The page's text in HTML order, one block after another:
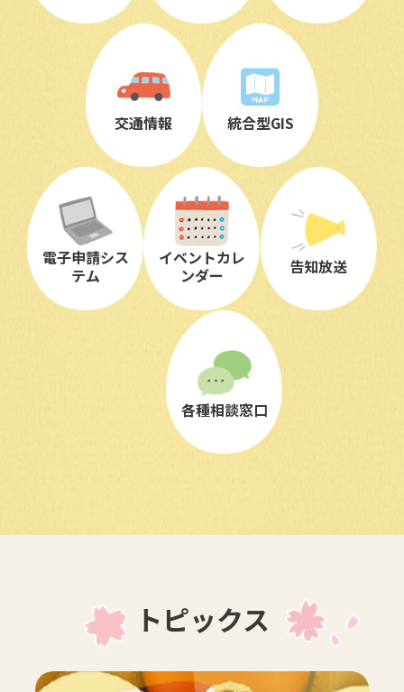
交通情報 統合型GIS
電子申請シス
テム
イベントカレ
ンダー
告知放送
各種相談窓口
トピックス